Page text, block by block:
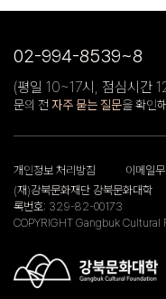
02-994-8539~8
(평일 10~17시, 점심시간
문의 전 자주 묻는 질문을 확인
개인정보 처리방침
이메일
(재)강북문화재단 강북문화대학
록번호: 329-82-00173
COPYRIGHT Gangbuk Cultural